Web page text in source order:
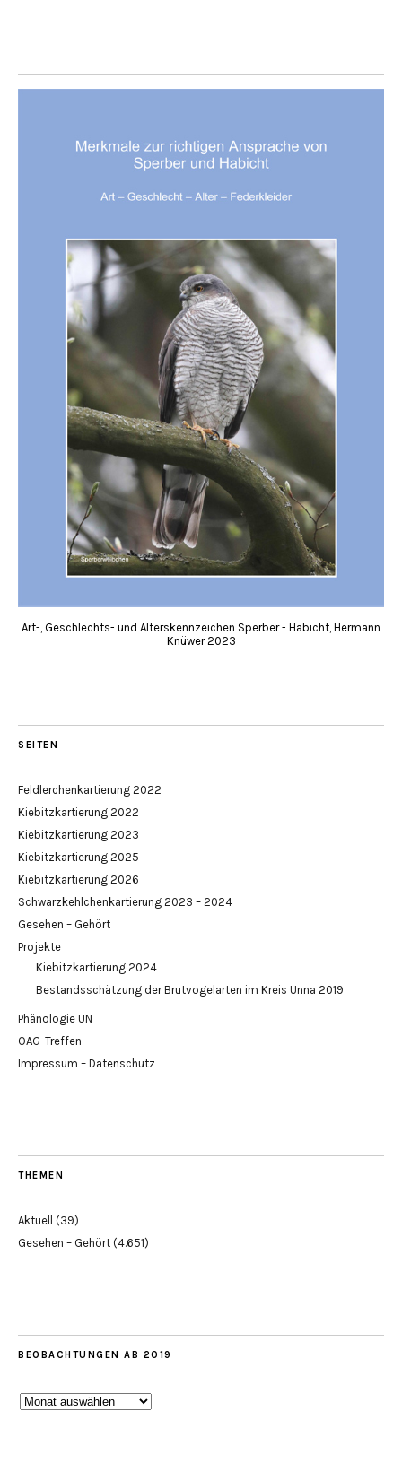
Art-, Geschlechts- und Alterskennzeichen Sperber - Habicht, Hermann
Knüwer 2023
SEITEN
Feldlerchenkartierung 2022
Kiebitzkartierung 2022
Kiebitzkartierung 2023
Kiebitzkartierung 2025
Kiebitzkartierung 2026
Schwarzkehlchenkartierung 2023 – 2024
Gesehen – Gehört
Projekte
Kiebitzkartierung 2024
Bestandsschätzung der Brutvogelarten im Kreis Unna 2019
Phänologie UN
OAG-Treffen
Impressum – Datenschutz
THEMEN
Aktuell (39)
Gesehen – Gehört (4.651)
BEOBACHTUNGEN AB 2019
Beobachtungen